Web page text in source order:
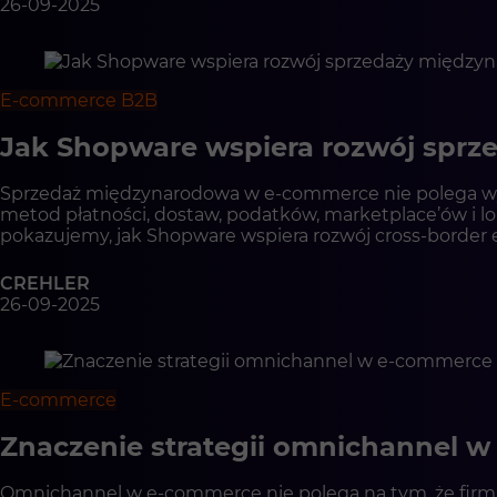
26-09-2025
E-commerce B2B
Jak Shopware wspiera rozwój
Sprzedaż międzynarodowa w e-commerce nie polega
metod płatności, dostaw, podatków, marketplace’ów i
pokazujemy, jak Shopware wspiera rozwój cross-
elastycznością.
CREHLER
26-09-2025
E-commerce
Znaczenie strategii omnichannel
Omnichannel w e-commerce nie polega na tym, że